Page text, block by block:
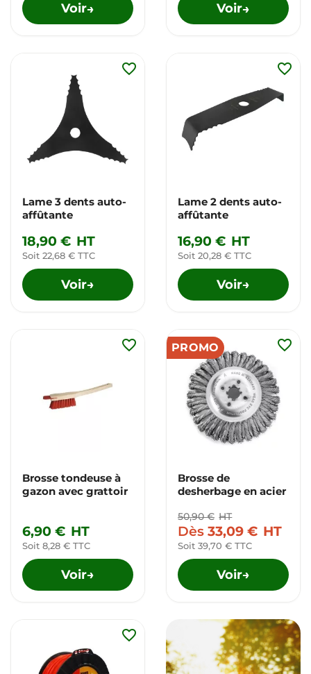
Voir→ Voir→
Lame 3 dents auto-
affûtante
18,90 € HT
Soit 22,68 € TTC
Voir→
favorite_border
Lame 2 dents auto-
affûtante
16,90 € HT
Soit 20,28 € TTC
Voir→
favorite_border
Brosse tondeuse à
gazon avec grattoir
6,90 € HT
Soit 8,28 € TTC
Voir→
favorite_border PROMO
Brosse de
desherbage en acier
50,90 € HT
Dès 33,09 € HT
Soit 39,70 € TTC
Voir→
favorite_border
favorite_border